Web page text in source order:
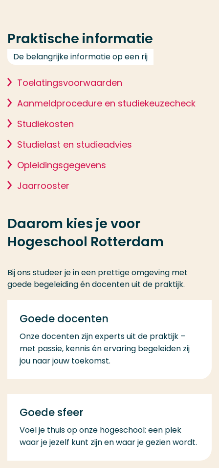
Praktische informatie
De belangrijke informatie op een rij
Toelatingsvoorwaarden
Aanmeldprocedure en studiekeuzecheck
Studiekosten
Studielast en studieadvies
Opleidingsgegevens
Jaarrooster
Daarom kies je voor
Hogeschool Rotterdam
Bij ons studeer je in een prettige omgeving met
goede begeleiding én docenten uit de praktijk.
Goede docenten
Onze docenten zijn experts uit de praktijk –
met passie, kennis én ervaring begeleiden zij
jou naar jouw toekomst.
Goede sfeer
Voel je thuis op onze hogeschool: een plek
waar je jezelf kunt zijn en waar je gezien wordt.